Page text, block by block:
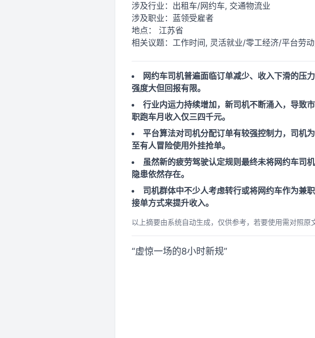
涉及行业： 出租车/网约车, 交通物流业
涉及职业： 蓝领受雇者
地点： 江苏省
相关议题： 工作时间, 灵活就业/零工经济/平台劳
网约车司机普遍面临订单减少、收入下滑的压
强度大但回报有限。
行业内运力持续增加，新司机不断涌入，导致
职跑车月收入仅三四千元。
平台算法对司机分配订单有较强控制力，司机
至有人冒险使用外挂抢单。
虽然新的疲劳驾驶认定规则最终未将网约车司
隐患依然存在。
司机群体中不少人考虑转行或将网约车作为兼
接单方式来提升收入。
以上摘要由系统自动生成，仅供参考，若要使用需对照原
“虚惊一场的8小时新规”